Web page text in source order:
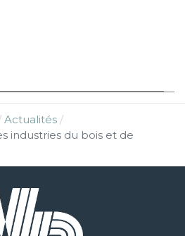
Actualités
industries du bois et de